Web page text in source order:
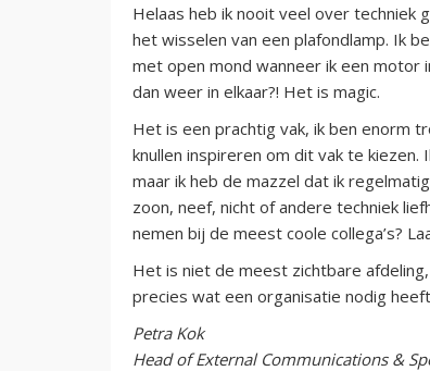
Helaas heb ik nooit veel over techniek
het wisselen van een plafondlamp. Ik
met open mond wanneer ik een motor
dan weer in elkaar?! Het is magic.
Het is een prachtig vak, ik ben enorm
knullen inspireren om dit vak te kiezen.
maar ik heb de mazzel dat ik
zoon, neef, nicht of andere techniek
nemen bij de meest coole collega’s?
Het is niet de meest zichtbare
precies wat een organisatie nodig
Petra Kok
Head of External Communications &